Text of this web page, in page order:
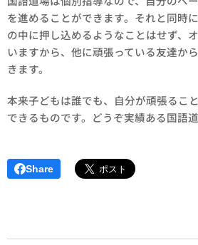
を進めることができます。それと同時
の中に押し込めるようなことはせず、
いますから、他に頑張っている友達か
きます。
本来子どもは誰でも、自分が頑張るこ
できるものです。どうぞ実績ある国語
Share